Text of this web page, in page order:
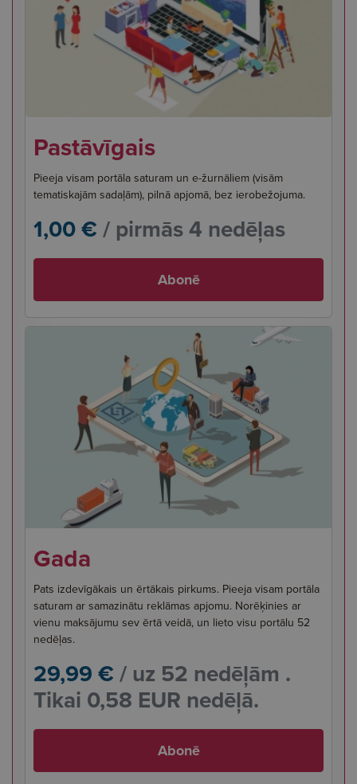
Pastāvīgais
Pieeja visam portāla saturam un e-žurnāliem (visām
tematiskajām sadaļām), pilnā apjomā, bez ierobežojuma.
1,00 € / pirmās 4 nedēļas
Abonē
Gada
Pats izdevīgākais un ērtākais pirkums. Pieeja visam portāla
saturam ar samazinātu reklāmas apjomu. Norēķinies ar
vienu maksājumu sev ērtā veidā, un lieto visu portālu 52
nedēļas.
29,99 € / uz 52 nedēļām .
Tikai 0,58 EUR nedēļā.
Abonē